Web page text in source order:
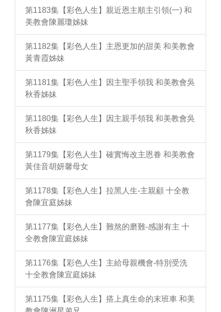
第1183集【彩色人生】親近恩主順主引領(一) 和
美教會陳麗瓊姊妹
第1182集【彩色人生】主恩更加的甜美 和美教會
黃青霞姊妹
第1181集【彩色人生】因主聖手領我 和美教會吳
秋香姊妹
第1180集【彩色人生】因主親手領我 和美教會吳
秋香姊妹
第1179集【彩色人生】確實悔改主恩眷 和美教會
黃佳音胡妍馨母女
第1178集【彩色人生】拉黑人生-主親顧 十全教
會陳宜庭姊妹
第1177集【彩色人生】難熬的磨難-感謝有主 十
全教會陳宜庭姊妹
第1176集【彩色人生】主給母親機會-特別受洗
十全教會陳宜庭姊妹
第1175集【彩色人生】搭上真生命的末班車 和美